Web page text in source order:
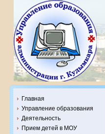
Главная
Управление образования
Деятельность
Прием детей в МОУ